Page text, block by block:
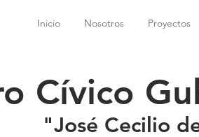
Inicio Nosotros Proyectos
Cívico
"José Cecilio